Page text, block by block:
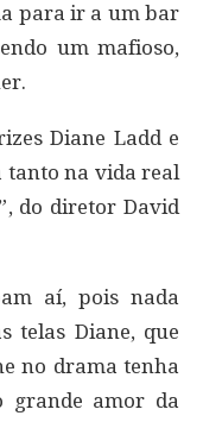
para ir a um bar
um mafioso,
Diane Ladd e
tanto na vida real
do diretor David
aí, pois nada
telas Diane, que
no drama tenha
grande amor da